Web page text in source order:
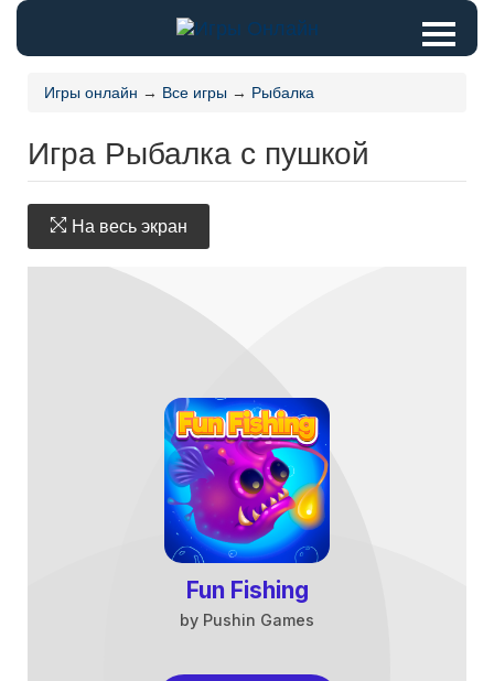
Игры онлайн → Все игры → Рыбалка
Игра Рыбалка с пушкой
На весь экран